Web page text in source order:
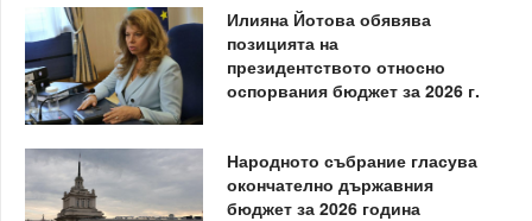
Илияна Йотова обявява
позицията на
президентството относно
оспорвания бюджет за 2026 г.
Народното събрание гласува
окончателно държавния
бюджет за 2026 година